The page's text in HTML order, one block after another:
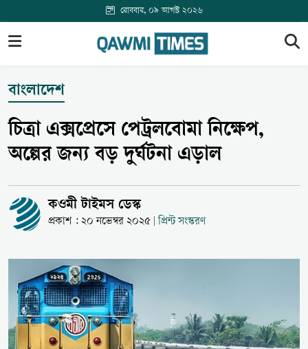
রোববার, ০৯ আগস্ট ২০২৬
বাংলাদেশ
চিত্রা এক্সপ্রেসে পেট্রলবোমা নিক্ষেপ,
অল্পের জন্য বড় দুর্ঘটনা এড়াল
কওমী টাইমস ডেস্ক
প্রকাশ : ২০ নভেম্বর ২০২৫ প্রিন্ট সংস্করণ